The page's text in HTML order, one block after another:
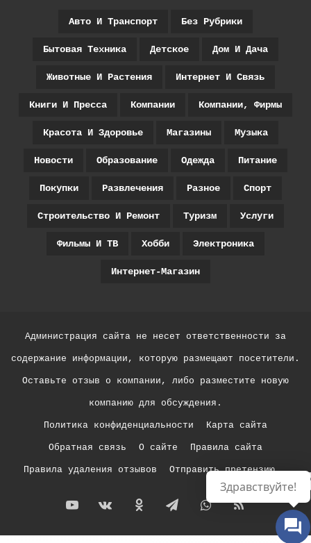
Авто И Транспорт Без Рубрики
Бытовая Техника Детское Дом И Дача
Животные И Растения Интернет И Связь
Книги И Пресса Компании Компании, Фирмы
Красота И Здоровье Магазины Музыка
Новости Образование Одежда Питание
Покупки Развлечения Разное Спорт
Строительство И Ремонт Туризм Услуги
Фильмы И ТВ Хобби Электроника
Интернет-Магазин
Администрация сайта не несет ответственности за
содержание информации, которую размещают посетители.
Оставьте отзыв о компании, либо разместите новую
компанию для обсуждения.
Политика конфиденциальности Карта сайта
Обратная связь О сайте Правила сайта
Правила удаления отзывов
Отправить претензию
YouTubevk.comОдноклассники
TelegramWhatsApp
RSS
Здравствуйте!